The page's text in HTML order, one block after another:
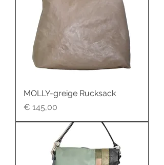
MOLLY-greige Rucksack
Preis
€ 145,00